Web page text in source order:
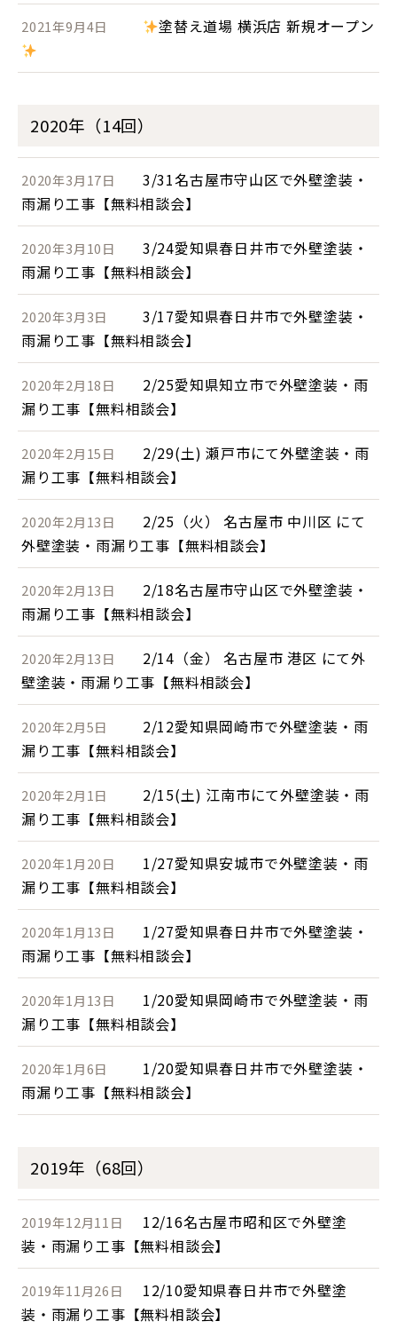
2021年9月4日 塗替え道場 横浜店 新規オープン
2020年（14回）
2020年3月17日
3/31名古屋市守山区で外壁塗装・
雨漏り工事【無料相談会】
2020年3月10日
3/24愛知県春日井市で外壁塗装・
雨漏り工事【無料相談会】
2020年3月3日
3/17愛知県春日井市で外壁塗装・
雨漏り工事【無料相談会】
2020年2月18日
2/25愛知県知立市で外壁塗装・雨
漏り工事【無料相談会】
2020年2月15日
2/29(土) 瀬戸市にて外壁塗装・雨
漏り工事【無料相談会】
2020年2月13日
2/25（火） 名古屋市 中川区 にて
外壁塗装・雨漏り工事【無料相談会】
2020年2月13日
2/18名古屋市守山区で外壁塗装・
雨漏り工事【無料相談会】
2020年2月13日
2/14（金） 名古屋市 港区 にて外
壁塗装・雨漏り工事【無料相談会】
2020年2月5日
2/12愛知県岡崎市で外壁塗装・雨
漏り工事【無料相談会】
2020年2月1日
2/15(土) 江南市にて外壁塗装・雨
漏り工事【無料相談会】
2020年1月20日
1/27愛知県安城市で外壁塗装・雨
漏り工事【無料相談会】
2020年1月13日
1/27愛知県春日井市で外壁塗装・
雨漏り工事【無料相談会】
2020年1月13日
1/20愛知県岡崎市で外壁塗装・雨
漏り工事【無料相談会】
2020年1月6日
1/20愛知県春日井市で外壁塗装・
雨漏り工事【無料相談会】
2019年（68回）
2019年12月11日
12/16名古屋市昭和区で外壁塗
装・雨漏り工事【無料相談会】
2019年11月26日
12/10愛知県春日井市で外壁塗
装・雨漏り工事【無料相談会】